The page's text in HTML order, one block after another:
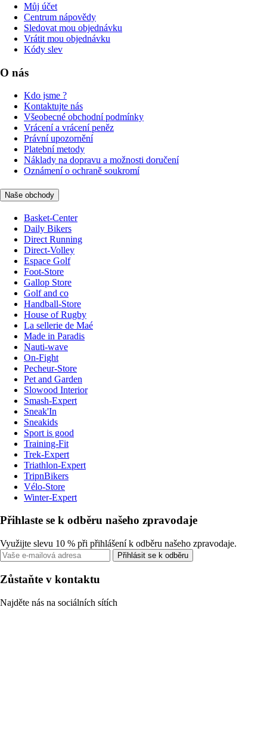
Můj účet
Centrum nápovědy
Sledovat mou objednávku
Vrátit mou objednávku
Kódy slev
O nás
Kdo jsme ?
Kontaktujte nás
Všeobecné obchodní podmínky
Vrácení a vrácení peněz
Právní upozornění
Platební metody
Náklady na dopravu a možnosti doručení
Oznámení o ochraně soukromí
Naše obchody
Basket-Center
Daily Bikers
Direct Running
Direct-Volley
Espace Golf
Foot-Store
Gallop Store
Golf and co
Handball-Store
House of Rugby
La sellerie de Maé
Made in Paradis
Nauti-wave
On-Fight
Pecheur-Store
Pet and Garden
Slowood Interior
Smash-Expert
Sneak'In
Sneakids
Sport is good
Training-Fit
Trek-Expert
Triathlon-Expert
TripnBikers
Vélo-Store
Winter-Expert
Přihlaste se k odběru našeho zpravodaje
Využijte slevu 10 % při přihlášení k odběru našeho zpravodaje.
Přihlásit se k odběru
Zůstaňte v kontaktu
Najděte nás na sociálních sítích